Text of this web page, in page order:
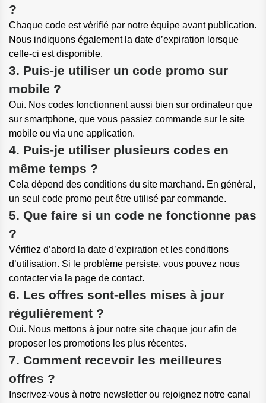
?
Chaque code est vérifié par notre équipe avant publication.
Nous indiquons également la date d’expiration lorsque
celle-ci est disponible.
3. Puis-je utiliser un code promo sur
mobile ?
Oui. Nos codes fonctionnent aussi bien sur ordinateur que
sur smartphone, que vous passiez commande sur le site
mobile ou via une application.
4. Puis-je utiliser plusieurs codes en
même temps ?
Cela dépend des conditions du site marchand. En général,
un seul code promo peut être utilisé par commande.
5. Que faire si un code ne fonctionne pas
?
Vérifiez d’abord la date d’expiration et les conditions
d’utilisation. Si le problème persiste, vous pouvez nous
contacter via la page de contact.
6. Les offres sont-elles mises à jour
régulièrement ?
Oui. Nous mettons à jour notre site chaque jour afin de
proposer les promotions les plus récentes.
7. Comment recevoir les meilleures
offres ?
Inscrivez-vous à notre newsletter ou rejoignez notre canal